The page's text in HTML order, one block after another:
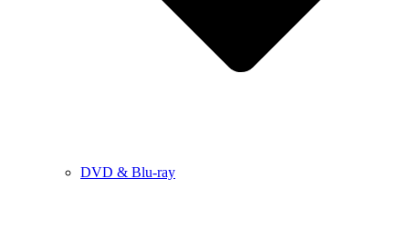
DVD & Blu-ray